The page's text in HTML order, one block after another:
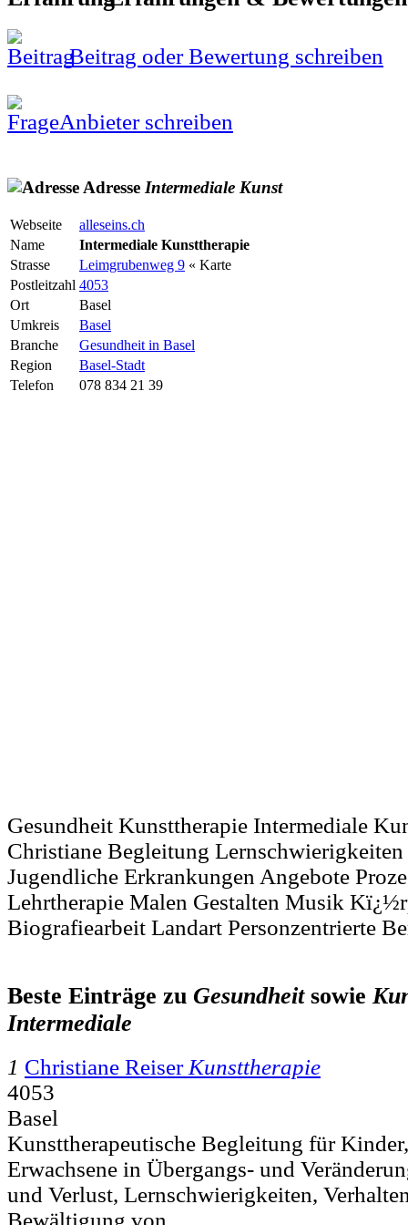
Beitrag oder Bewertung schreiben
Anbieter schreiben
Adresse Intermediale Kunst
Webseite
alleseins.ch
Name
Intermediale Kunsttherapie
Strasse
Leimgrubenweg 9 « Karte
Postleitzahl 4053
Ort
Basel
Umkreis
Basel
Branche
Gesundheit in Basel
Region
Basel-Stadt
Telefon
078 834 21 39
Gesundheit Kunsttherapie Intermediale
Christiane Begleitung
Jugendliche Erkrankungen Angebote
Lehrtherapie Malen Gestalten Musik
Biografiearbeit Landart Personzentrierte
Beste Einträge zu Gesundheitsowie
Intermediale
1 Christiane Reiser Kunsttherapie
4053
Basel
Kunsttherapeutische Begleitung für
Erwachsene in Übergangs- und
und Verlust, Lernschwierigkeiten,
Bewältigung von..